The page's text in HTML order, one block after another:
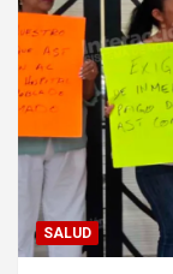
SALUD